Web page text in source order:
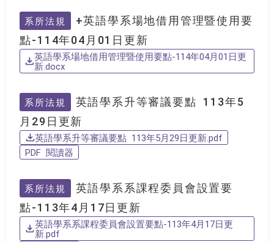
系所法規
+英語學系場地借用管理暨使用要
點-114年04月01日更新
英語學系場地借用管理暨使用要點-114年04月01日更
新.docx
系所法規
英語學系升等審議要點 113年5
月29日更新
英語學系升等審議要點 113年5月29日更新.pdf
PDF 閱讀器
系所法規
英語學系系課程委員會設置要
點-113年4月17日更新
英語學系系課程委員會設置要點-113年4月17日更
新.pdf